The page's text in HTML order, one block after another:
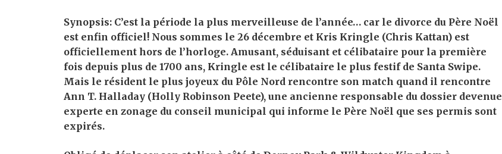
Synopsis: C’est la période la plus merveilleuse de l’année… car le divorce du Père Noël
est enfin officiel! Nous sommes le 26 décembre et Kris Kringle (Chris Kattan) est
officiellement hors de l’horloge. Amusant, séduisant et célibataire pour la première
fois depuis plus de 1700 ans, Kringle est le célibataire le plus festif de Santa Swipe.
Mais le résident le plus joyeux du Pôle Nord rencontre son match quand il rencontre
Ann T. Halladay (Holly Robinson Peete), une ancienne responsable du dossier devenue
experte en zonage du conseil municipal qui informe le Père Noël que ses permis sont
expirés.